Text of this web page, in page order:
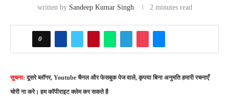
written by Sandeep Kumar Singh 2 minutes read
0
सूचना: दूसरे ब्लॉगर, Youtube चैनल और फेसबुक पेज वाले, कृपया बिना अनुमति हमारी रचनाएँ
चोरी ना करे। हम कॉपीराइट क्लेम कर सकते है